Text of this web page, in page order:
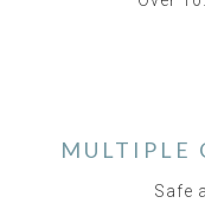
MULTIPLE
Safe